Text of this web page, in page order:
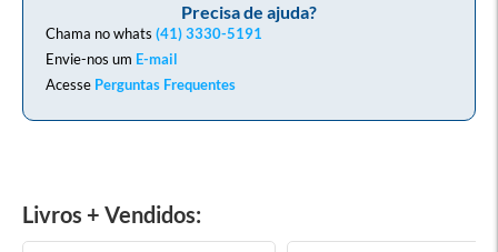
Precisa de ajuda?
Chama no whats (41) 3330-5191
Envie-nos um E-mail
Acesse Perguntas Frequentes
Livros + Vendidos: